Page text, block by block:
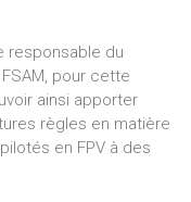
responsable du
pour cette
ainsi apporter
règles en matière
en FPV à des